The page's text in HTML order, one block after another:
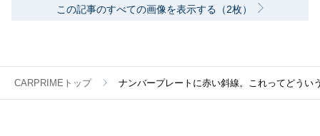
この記事のすべての画像を表示する（2枚）
CARPRIMEトップ ナンバープレートに赤い斜線。これってどうい